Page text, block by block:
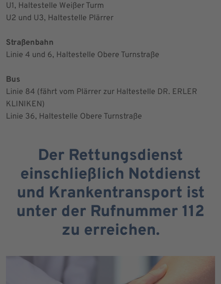
U1, Haltestelle Weißer Turm
U2 und U3, Haltestelle Plärrer
Straßenbahn
Linie 4 und 6, Haltestelle Obere Turnstraße
Bus
Linie 84 (fährt vom Plärrer zur Haltestelle DR. ERLER
KLINIKEN)
Linie 36, Haltestelle Obere Turnstraße
Der Rettungsdienst
einschließlich Notdienst
und Krankentransport ist
unter der Rufnummer 112
zu erreichen.